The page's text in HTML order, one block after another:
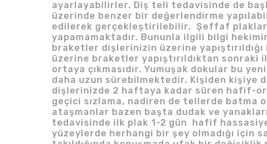
ayarlayabilirler. Diş teli tedavisinde de
üzerinde benzer bir değerlendirme
edilerek gerçekleştirilebilir. Şeffaf
yapamamaktadır. Bununla ilgili bilgi
braketler dişlerinizin üzerine
üzerine braketler yapıştırıldıktan sonraki
ortaya çıkmasıdır. Yumuşak dokular bu
daha uzun sürebilmektedir. Kişiden kişiye
dişlerinizde 2 haftaya kadar süren hafif-
geçici sızlama, nadiren de tellerde batma
ataşmanlar bazen başta dudak ve
tedavisinde ilk plak 1-2 gün hafif
yüzeylerde herhangi bir şey olmadığı